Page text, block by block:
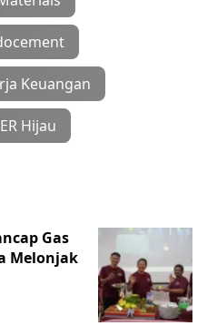
Keuangan
Hijau
Gas
Melonjak